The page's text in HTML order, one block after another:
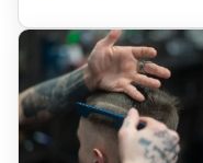
Martinez Ego